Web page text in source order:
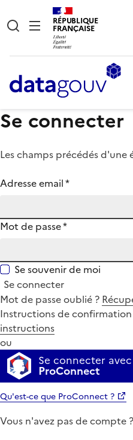
RÉPUBLIQUE
FRANÇAISE
Se connecter
Les champs précédés d'une
Adresse email*
Mot de passe*
Se souvenir de moi
Se connecter
Mot de passe oublié ?
Instructions de confirmation
instructions
ou
Se connecter avec
ProConnect
Qu'est-ce que ProConnect ?
Vous n'avez pas de compte ?